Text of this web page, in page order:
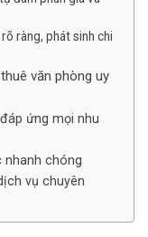
ràng, phát sinh chi
văn phòng uy
ứng mọi nhu
nhanh chóng
vụ chuyên